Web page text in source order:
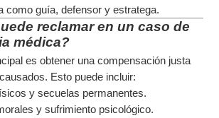
como guía, defensor y estratega.
reclamar en un caso de
médica?
es obtener una compensación justa
Esto puede incluir:
y secuelas permanentes.
y sufrimiento psicológico.